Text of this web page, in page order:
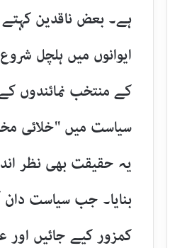
ہے۔ بعض ناقدین
ایوانوں میں ہلچل
کے منتخب نمائندوں
سیاست میں "خلائی
یہ حقیقت بھی نظر
بنایا۔ جب سیاست
کمزور کیے جائیں اور